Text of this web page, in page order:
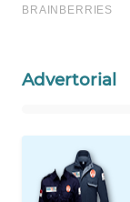
Advertorial
MAWAKA
ID